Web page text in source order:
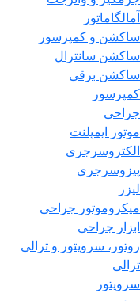
آمالگاماتور
ساکشن و کمپرسور
ساکشن سانترال
ساکشن برقی
کمپرسور
جراحی
موتور ایمپلنت
الکتروسرجری
پیزوسرجری
لیزر
میکروموتور جراحی
ابزار جراحی
روتور، سرویتور و ترالی
ترالی
سرویتور